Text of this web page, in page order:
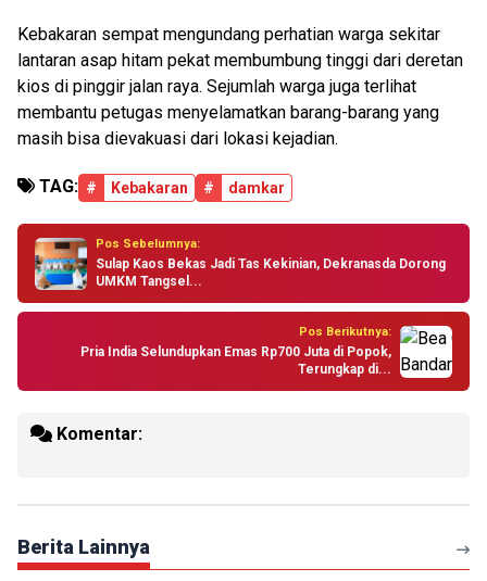
Kebakaran sempat mengundang perhatian warga sekitar
lantaran asap hitam pekat membumbung tinggi dari deretan
kios di pinggir jalan raya. Sejumlah warga juga terlihat
membantu petugas menyelamatkan barang-barang yang
masih bisa dievakuasi dari lokasi kejadian.
TAG: # Kebakaran # damkar
Pos Sebelumnya:
Sulap Kaos Bekas Jadi Tas Kekinian, Dekranasda Dorong
UMKM Tangsel...
Pos Berikutnya:
Pria India Selundupkan Emas Rp700 Juta di Popok,
Terungkap di...
Komentar:
Berita Lainnya